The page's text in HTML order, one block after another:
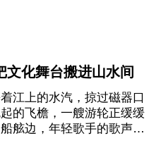
文化舞台搬进山水间
江上的水汽，掠过磁器口
的飞檐，一艘游轮正缓缓
舷边，年轻歌手的歌声刚